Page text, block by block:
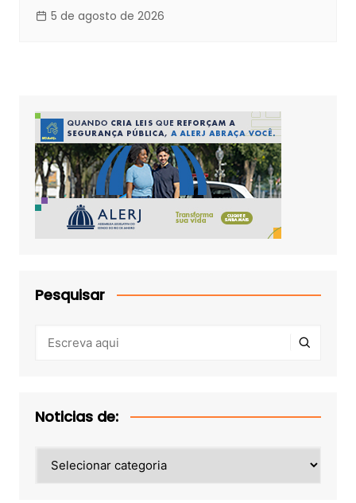
5 de agosto de 2026
Pesquisar
Noticias de:
de: